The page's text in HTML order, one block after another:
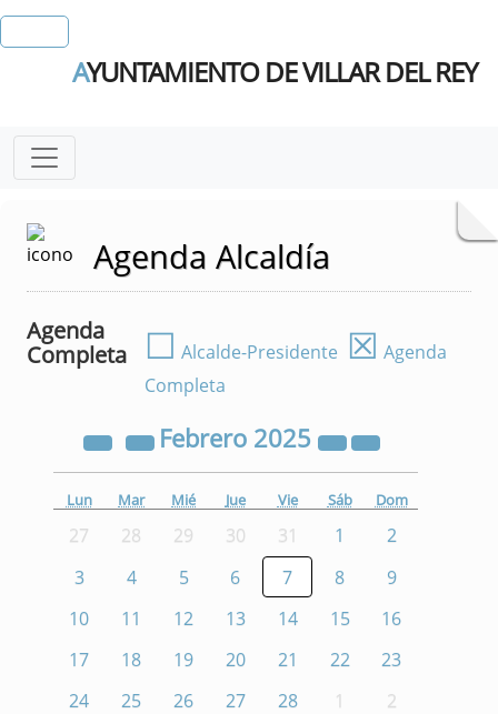
AYUNTAMIENTO DE VILLAR DEL REY
Agenda Alcaldía
Agenda
Completa
☐ Alcalde-Presidente ☒ Agenda
Completa
Febrero 2025
Lun Mar Mié Jue Vie Sáb Dom
27 28 29 30 31 1
2
3
4 5 6 7 8
9
10
11 12 13 14 15
16
17
18 19 20 21 22
23
24
25 26 27 28 1 2